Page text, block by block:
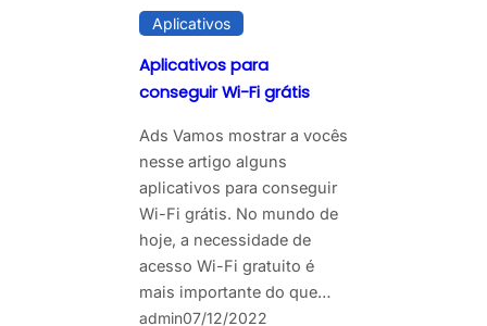
Aplicativos
Aplicativos para
conseguir Wi-Fi grátis
Ads Vamos mostrar a vocês
nesse artigo alguns
aplicativos para conseguir
Wi-Fi grátis. No mundo de
hoje, a necessidade de
acesso Wi-Fi gratuito é
mais importante do que…
admin07/12/2022